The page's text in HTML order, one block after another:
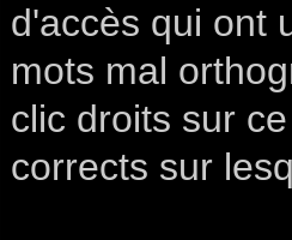
d'accès qui ont
mots mal
clic droits sur
corrects sur